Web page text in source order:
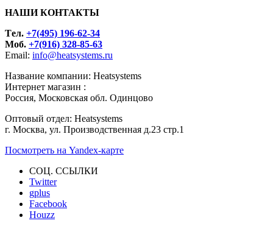
НАШИ КОНТАКТЫ
Tел. +7(495) 196-62-34
Моб. +7(916) 328-85-63
Email: info@heatsystems.ru
Название компании: Heatsystems
Интернет магазин :
Россия, Московская обл. Одинцово
Оптовый отдел: Heatsystems
г. Москва, ул. Производственная д.23 стр.1
Посмотреть на Yandex-карте
СОЦ. ССЫЛКИ
Twitter
gplus
Facebook
Houzz